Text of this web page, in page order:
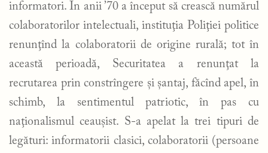
informatori. În anii ’70 a început să crească numărul
colaboratorilor intelectuali, instituţia Poliţiei politice
renunţînd la colaboratorii de origine rurală; tot în
această perioadă, Securitatea a renunţat la
recrutarea prin constrîngere şi şantaj, făcînd apel, în
schimb, la sentimentul patriotic, în pas cu
naţionalismul ceauşist. S-a apelat la trei tipuri de
legături: informatorii clasici, colaboratorii (persoane